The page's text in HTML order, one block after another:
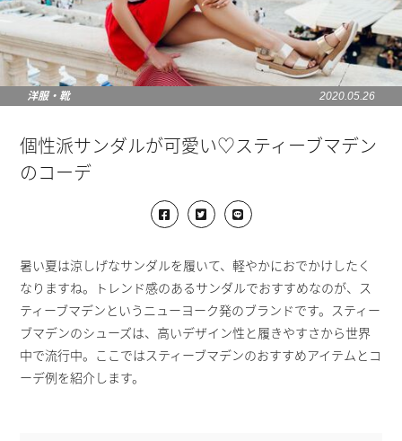
洋服・靴 2020.05.26
個性派サンダルが可愛い♡スティーブマデン
のコーデ
暑い夏は涼しげなサンダルを履いて、軽やかにおでかけしたく
なりますね。トレンド感のあるサンダルでおすすめなのが、ス
ティーブマデンというニューヨーク発のブランドです。スティー
ブマデンのシューズは、高いデザイン性と履きやすさから世界
中で流行中。ここではスティーブマデンのおすすめアイテムとコ
ーデ例を紹介します。